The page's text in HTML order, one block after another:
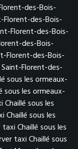
des-Bois-
des-Bois-
Florent-des-Bois-
des-Bois-
Florent-des-Bois-
Florent-des-
sous les ormeaux-
sous les ormeaux-
Chaillé sous les
Chaillé sous les
Chaillé sous les
taxi Chaillé sous